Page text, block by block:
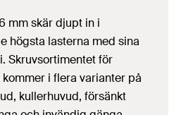
mm skär djupt in i
högsta lasterna med sina
Skruvsortimentet för
kommer i flera varianter på
kullerhuvud, försänkt